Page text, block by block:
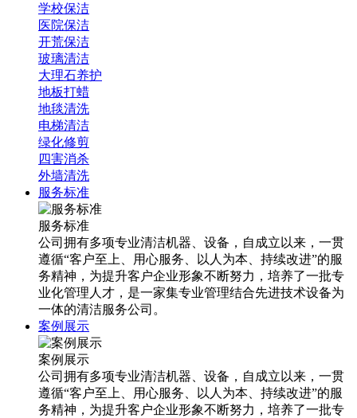
学校保洁
医院保洁
开荒保洁
玻璃清洁
大理石养护
地板打蜡
地毯清洗
电梯清洁
绿化修剪
四害消杀
外墙清洗
服务标准
服务标准
公司拥有多项专业清洁机器、设备，自成立以来，一贯
遵循“客户至上、用心服务、以人为本、持续改进”的服
务精神，为提升客户企业形象不断努力，培养了一批专
业化管理人才，是一家集专业管理结合先进技术设备为
一体的清洁服务公司。
案例展示
案例展示
公司拥有多项专业清洁机器、设备，自成立以来，一贯
遵循“客户至上、用心服务、以人为本、持续改进”的服
务精神，为提升客户企业形象不断努力，培养了一批专